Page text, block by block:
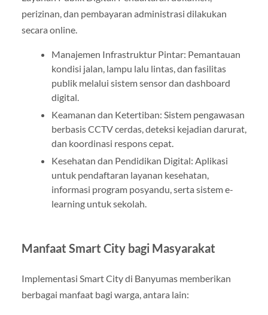
perizinan, dan pembayaran administrasi dilakukan
secara online.
Manajemen Infrastruktur Pintar: Pemantauan
kondisi jalan, lampu lalu lintas, dan fasilitas
publik melalui sistem sensor dan dashboard
digital.
Keamanan dan Ketertiban: Sistem pengawasan
berbasis CCTV cerdas, deteksi kejadian darurat,
dan koordinasi respons cepat.
Kesehatan dan Pendidikan Digital: Aplikasi
untuk pendaftaran layanan kesehatan,
informasi program posyandu, serta sistem e-
learning untuk sekolah.
Manfaat Smart City bagi Masyarakat
Implementasi Smart City di Banyumas memberikan
berbagai manfaat bagi warga, antara lain: